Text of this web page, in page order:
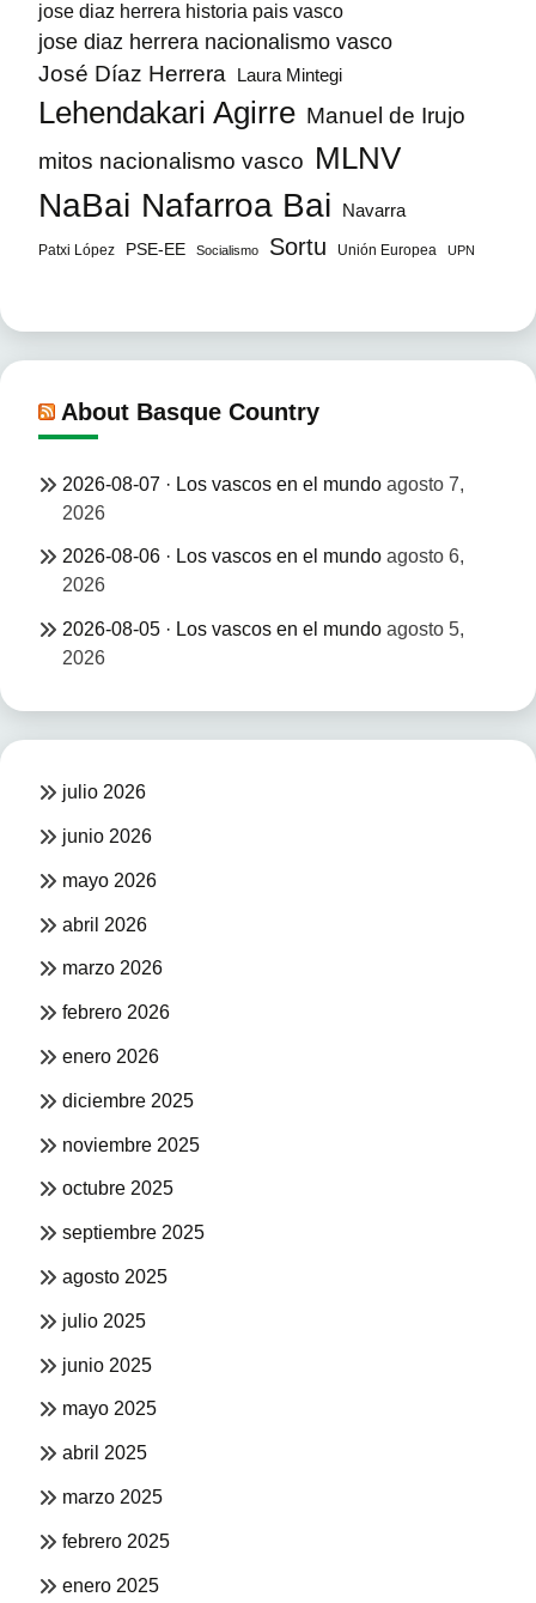
jose diaz herrera historia pais vasco
jose diaz herrera nacionalismo vasco
José Díaz Herrera Laura Mintegi
Lehendakari Agirre Manuel de Irujo
mitos nacionalismo vasco MLNV
NaBai Nafarroa Bai Navarra
Patxi López PSE-EE Socialismo Sortu Unión Europea UPN
About Basque Country
2026-08-07 · Los vascos en el mundo agosto 7,
2026
2026-08-06 · Los vascos en el mundo agosto 6,
2026
2026-08-05 · Los vascos en el mundo agosto 5,
2026
julio 2026
junio 2026
mayo 2026
abril 2026
marzo 2026
febrero 2026
enero 2026
diciembre 2025
noviembre 2025
octubre 2025
septiembre 2025
agosto 2025
julio 2025
junio 2025
mayo 2025
abril 2025
marzo 2025
febrero 2025
enero 2025